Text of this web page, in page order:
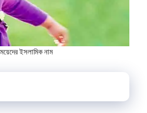
ইসলামিক নাম